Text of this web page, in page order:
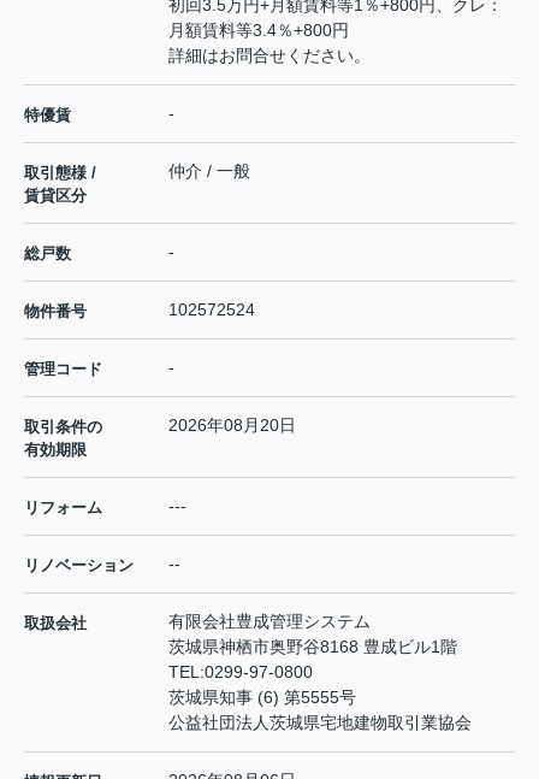
初回3.5万円+月額賃料等1％+800円、クレ：
月額賃料等3.4％+800円
詳細はお問合せください。
特優賃 -
取引態様 /
賃貸区分
仲介 / 一般
総戸数 -
物件番号 102572524
管理コード -
取引条件の
有効期限
2026年08月20日
リフォーム ---
リノベーション --
取扱会社
有限会社豊成管理システム
茨城県神栖市奥野谷8168 豊成ビル1階
TEL:0299-97-0800
茨城県知事 (6) 第5555号
公益社団法人茨城県宅地建物取引業協会